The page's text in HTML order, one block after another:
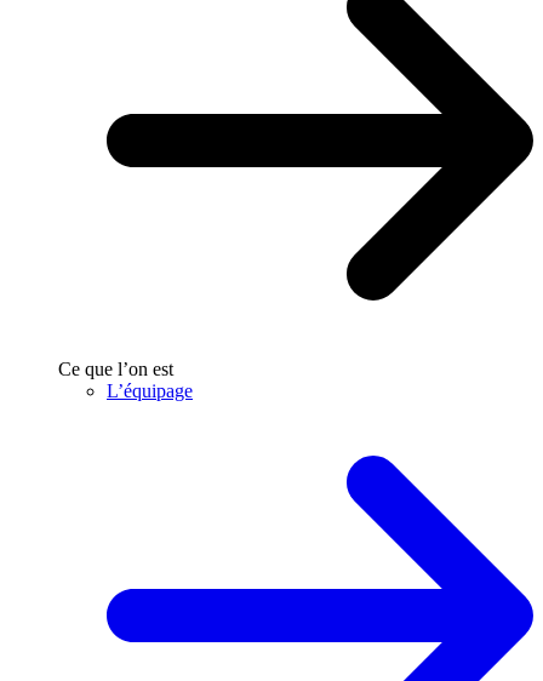
Ce que l’on est
L’équipage